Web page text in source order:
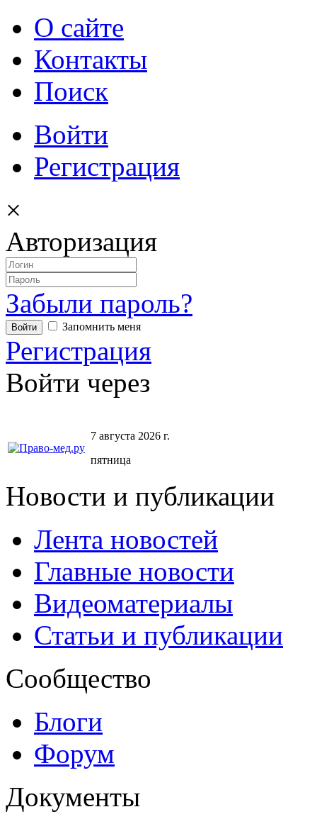
О сайте
Контакты
Поиск
Войти
Регистрация
×
Авторизация
Забыли пароль?
Запомнить меня
Регистрация
Войти через
7 августа 2026 г.
пятница
Новости и публикации
Лента новостей
Главные новости
Видеоматериалы
Статьи и публикации
Сообщество
Блоги
Форум
Документы